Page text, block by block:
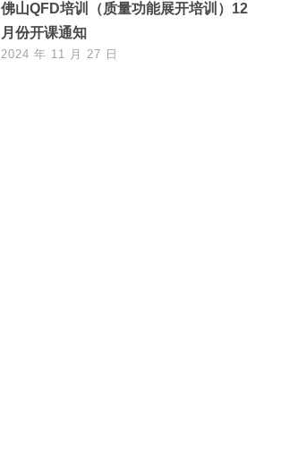
佛山QFD培训（质量功能展开培训）12
月份开课通知
2024 年 11 月 27 日